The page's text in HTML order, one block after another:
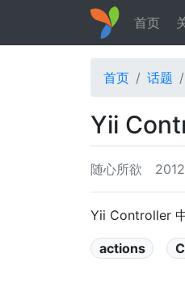
首页
首页 话题
Yii
随心所欲
Yii Controller
actions